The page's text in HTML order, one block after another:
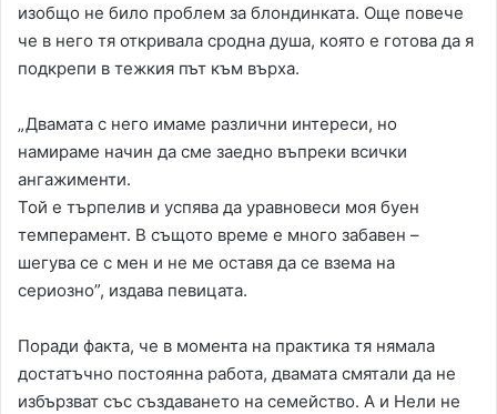
изобщо не било проблем за блондинката. Още повече
че в него тя откривала сродна душа, която е готова да я
подкрепи в тежкия път към върха.
„Двамата с него имаме различни интереси, но
намираме начин да сме заедно въпреки всички
ангажименти.
Той е търпелив и успява да уравновеси моя буен
темперамент. В същото време е много забавен –
шегува се с мен и не ме оставя да се взема на
сериозно”, издава певицата.
Поради факта, че в момента на практика тя нямала
достатъчно постоянна работа, двамата смятали да не
избързват със създаването на семейство. А и Нели не